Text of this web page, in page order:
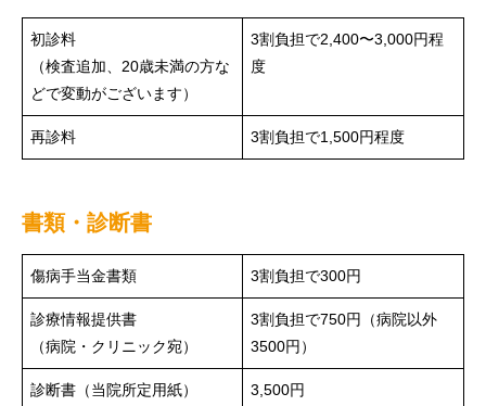
初診料
（検査追加、20歳未満の方な
どで変動がございます）
3割負担で2,400〜3,000円程
度
再診料 3割負担で1,500円程度
書類・診断書
傷病手当金書類 3割負担で300円
診療情報提供書
（病院・クリニック宛）
3割負担で750円（病院以外
3500円）
診断書（当院所定用紙） 3,500円